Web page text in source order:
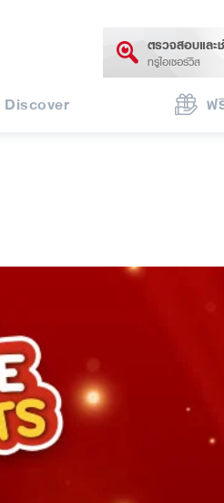
ตรวจสอบและ
ทรูไอเซอร์วิส
Discover ฟ